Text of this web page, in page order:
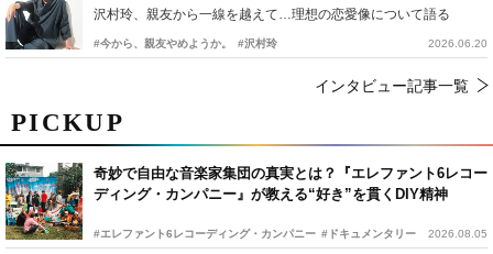
PICKUP
奇妙で自由な音楽家集団の真実とは？『エレファント6レコー
ディング・カンパニー』が教える“好き”を貫くDIY精神
#エレファント6レコーディング・カンパニー #ドキュメンタリー 2026.08.05
沢村玲、親友から一線を越えて…理想の恋愛像について語る
#今から、親友やめようか。 #沢村玲 2026.06.20
インタビュー記事一覧